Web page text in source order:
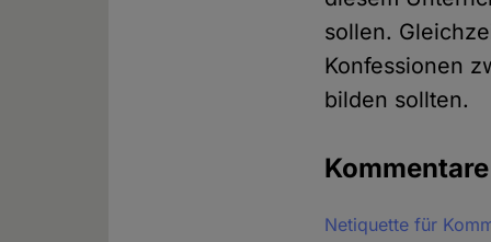
sollen.
Konfessionen
bilden sollten.
Kommentare
Netiquette für